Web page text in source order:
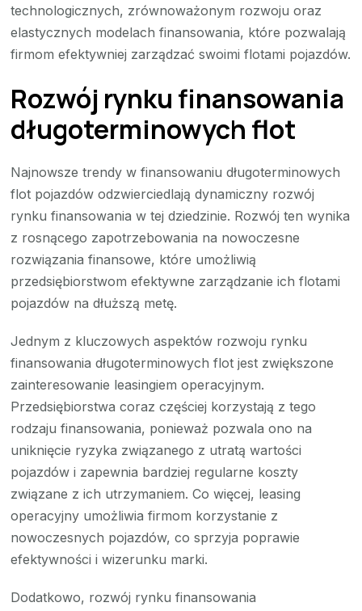
technologicznych, zrównoważonym rozwoju oraz
elastycznych modelach finansowania, które pozwalają
firmom efektywniej zarządzać swoimi flotami pojazdów.
Rozwój rynku finansowania
długoterminowych flot
Najnowsze trendy w finansowaniu długoterminowych
flot pojazdów odzwierciedlają dynamiczny rozwój
rynku finansowania w tej dziedzinie. Rozwój ten wynika
z rosnącego zapotrzebowania na nowoczesne
rozwiązania finansowe, które umożliwią
przedsiębiorstwom efektywne zarządzanie ich flotami
pojazdów na dłuższą metę.
Jednym z kluczowych aspektów rozwoju rynku
finansowania długoterminowych flot jest zwiększone
zainteresowanie leasingiem operacyjnym.
Przedsiębiorstwa coraz częściej korzystają z tego
rodzaju finansowania, ponieważ pozwala ono na
uniknięcie ryzyka związanego z utratą wartości
pojazdów i zapewnia bardziej regularne koszty
związane z ich utrzymaniem. Co więcej, leasing
operacyjny umożliwia firmom korzystanie z
nowoczesnych pojazdów, co sprzyja poprawie
efektywności i wizerunku marki.
Dodatkowo, rozwój rynku finansowania